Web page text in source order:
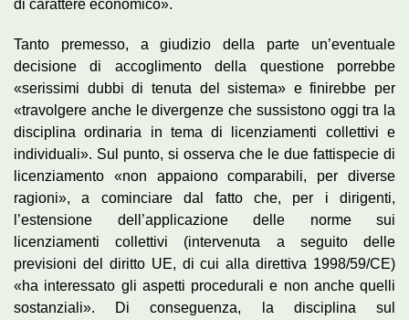
di carattere economico».
Tanto premesso, a giudizio della parte un’eventuale
decisione di accoglimento della questione porrebbe
«serissimi dubbi di tenuta del sistema» e finirebbe per
«travolgere anche le divergenze che sussistono oggi tra la
disciplina ordinaria in tema di licenziamenti collettivi e
individuali». Sul punto, si osserva che le due fattispecie di
licenziamento «non appaiono comparabili, per diverse
ragioni», a cominciare dal fatto che, per i dirigenti,
l’estensione dell’applicazione delle norme sui
licenziamenti collettivi (intervenuta a seguito delle
previsioni del diritto UE, di cui alla direttiva 1998/59/CE)
«ha interessato gli aspetti procedurali e non anche quelli
sostanziali». Di conseguenza, la disciplina sul